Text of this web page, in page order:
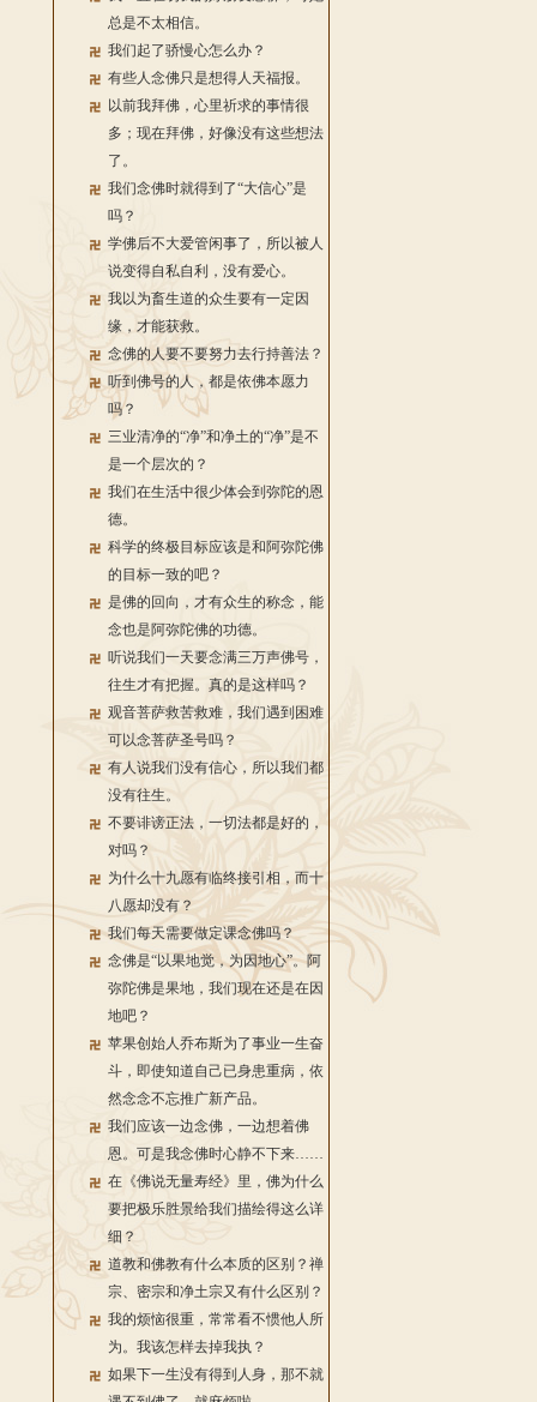
总是不太相信。
我们起了骄慢心怎么办？
有些人念佛只是想得人天福报。
以前我拜佛，心里祈求的事情很
多；现在拜佛，好像没有这些想法
了。
我们念佛时就得到了“大信心”是
吗？
学佛后不大爱管闲事了，所以被人
说变得自私自利，没有爱心。
我以为畜生道的众生要有一定因
缘，才能获救。
念佛的人要不要努力去行持善法？
听到佛号的人，都是依佛本愿力
吗？
三业清净的“净”和净土的“净”是不
是一个层次的？
我们在生活中很少体会到弥陀的恩
德。
科学的终极目标应该是和阿弥陀佛
的目标一致的吧？
是佛的回向，才有众生的称念，能
念也是阿弥陀佛的功德。
听说我们一天要念满三万声佛号，
往生才有把握。真的是这样吗？
观音菩萨救苦救难，我们遇到困难
可以念菩萨圣号吗？
有人说我们没有信心，所以我们都
没有往生。
不要诽谤正法，一切法都是好的，
对吗？
为什么十九愿有临终接引相，而十
八愿却没有？
我们每天需要做定课念佛吗？
念佛是“以果地觉，为因地心”。阿
弥陀佛是果地，我们现在还是在因
地吧？
苹果创始人乔布斯为了事业一生奋
斗，即使知道自己已身患重病，依
然念念不忘推广新产品。
我们应该一边念佛，一边想着佛
恩。可是我念佛时心静不下来……
在《佛说无量寿经》里，佛为什么
要把极乐胜景给我们描绘得这么详
细？
道教和佛教有什么本质的区别？禅
宗、密宗和净土宗又有什么区别？
我的烦恼很重，常常看不惯他人所
为。我该怎样去掉我执？
如果下一生没有得到人身，那不就